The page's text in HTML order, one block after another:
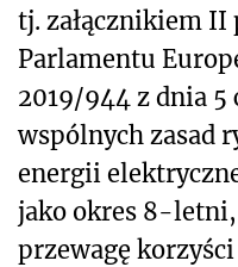
tj. załącznikiem
Parlamentu
2019/944 z dnia 5
wspólnych zasad
energii
jako okres 8-
przewagę